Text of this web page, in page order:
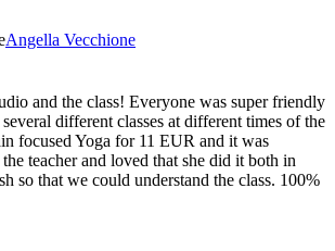
Angella Vecchione
and the class! Everyone was super friendly
different classes at different times of the
focused Yoga for 11 EUR and it was
teacher and loved that she did it both in
so that we could understand the class. 100%